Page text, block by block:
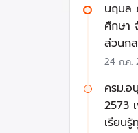
ต่อมาในวัน
นฤมล
ศึกษา
ส่วนก
24 ก.ค.
ครม.อ
2573
เรียน